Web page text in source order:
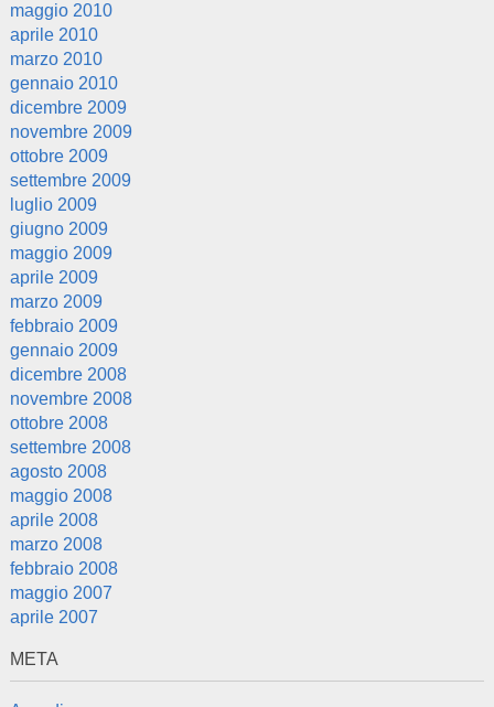
maggio 2010
aprile 2010
marzo 2010
gennaio 2010
dicembre 2009
novembre 2009
ottobre 2009
settembre 2009
luglio 2009
giugno 2009
maggio 2009
aprile 2009
marzo 2009
febbraio 2009
gennaio 2009
dicembre 2008
novembre 2008
ottobre 2008
settembre 2008
agosto 2008
maggio 2008
aprile 2008
marzo 2008
febbraio 2008
maggio 2007
aprile 2007
META